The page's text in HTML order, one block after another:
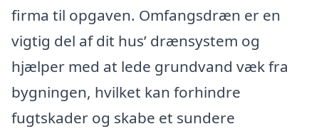
firma til opgaven. Omfangsdræn er en
vigtig del af dit hus’ drænsystem og
hjælper med at lede grundvand væk fra
bygningen, hvilket kan forhindre
fugtskader og skabe et sundere